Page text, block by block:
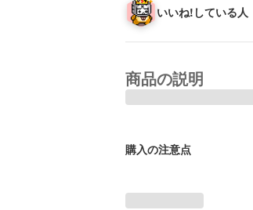
いいね!している人
商品の説明
購入の注意点